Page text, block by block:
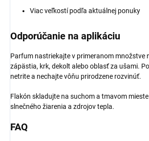
Viac veľkostí podľa aktuálnej ponuky
Odporúčanie na aplikáciu
Parfum nastriekajte v primeranom množstve
zápästia, krk, dekolt alebo oblasť za ušami.
netrite a nechajte vôňu prirodzene rozvinúť.
Flakón skladujte na suchom a tmavom
slnečného žiarenia a zdrojov tepla.
FAQ